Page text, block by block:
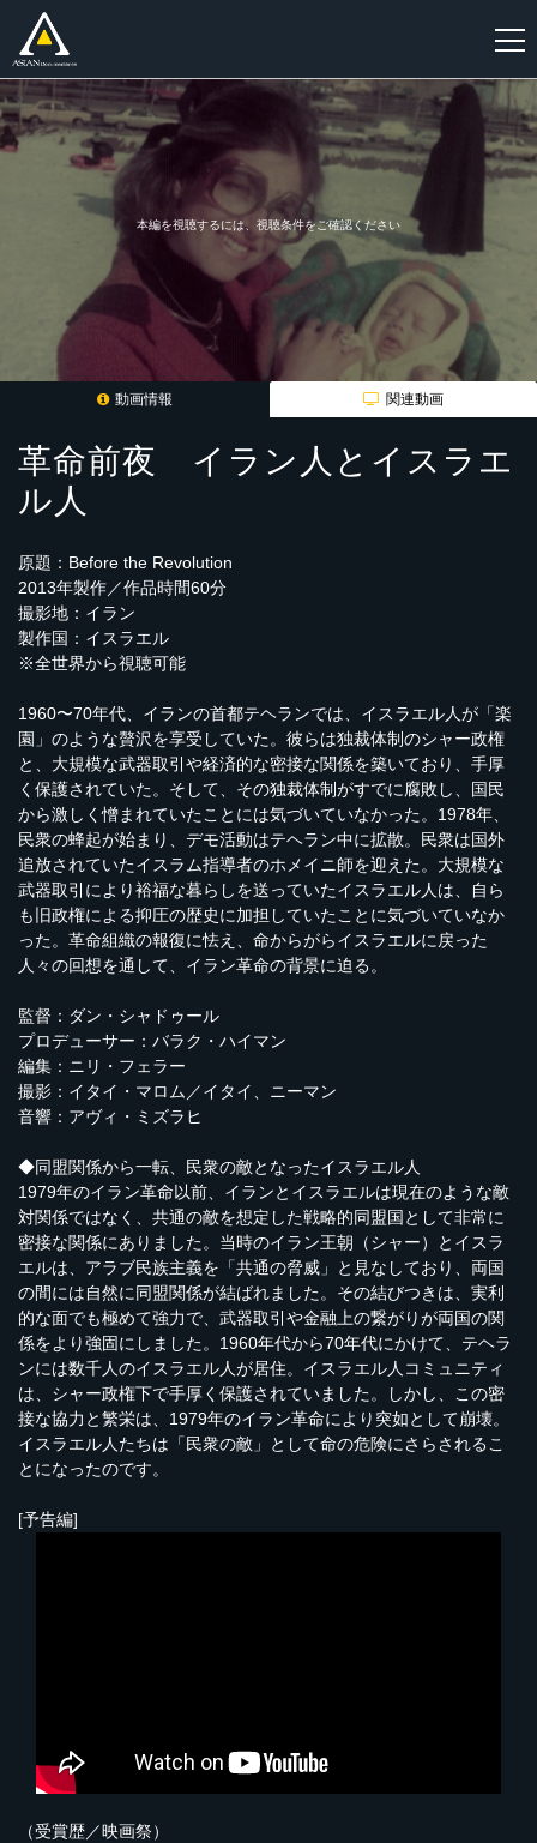
新
規
登
本編を視聴するには、視聴条件をご確認ください
動画情報 関連動画
革命前夜 イラン人とイスラエ
ル人
原題：Before the Revolution
2013年製作／作品時間60分
撮影地：イラン
製作国：イスラエル
※全世界から視聴可能
1960〜70年代、イランの首都テヘランでは、イスラエル人が「楽
園」のような贅沢を享受していた。彼らは独裁体制のシャー政権
と、大規模な武器取引や経済的な密接な関係を築いており、手厚
く保護されていた。そして、その独裁体制がすでに腐敗し、国民
から激しく憎まれていたことには気づいていなかった。1978年、
民衆の蜂起が始まり、デモ活動はテヘラン中に拡散。民衆は国外
追放されていたイスラム指導者のホメイニ師を迎えた。大規模な
武器取引により裕福な暮らしを送っていたイスラエル人は、自ら
も旧政権による抑圧の歴史に加担していたことに気づいていなか
った。革命組織の報復に怯え、命からがらイスラエルに戻った
人々の回想を通して、イラン革命の背景に迫る。
監督：ダン・シャドゥール
プロデューサー：バラク・ハイマン
編集：ニリ・フェラー
撮影：イタイ・マロム／イタイ、ニーマン
音響：アヴィ・ミズラヒ
◆同盟関係から一転、民衆の敵となったイスラエル人
1979年のイラン革命以前、イランとイスラエルは現在のような敵
対関係ではなく、共通の敵を想定した戦略的同盟国として非常に
密接な関係にありました。当時のイラン王朝（シャー）とイスラ
エルは、アラブ民族主義を「共通の脅威」と見なしており、両国
の間には自然に同盟関係が結ばれました。その結びつきは、実利
的な面でも極めて強力で、武器取引や金融上の繋がりが両国の関
係をより強固にしました。1960年代から70年代にかけて、テヘラ
ンには数千人のイスラエル人が居住。イスラエル人コミュニティ
は、シャー政権下で手厚く保護されていました。しかし、この密
接な協力と繁栄は、1979年のイラン革命により突如として崩壊。
イスラエル人たちは「民衆の敵」として命の危険にさらされるこ
とになったのです。
[予告編]
（受賞歴／映画祭）